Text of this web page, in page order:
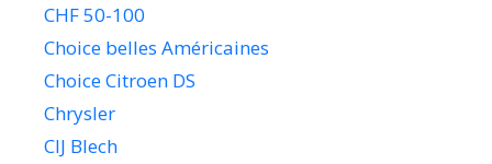
CHF 50-100
Choice belles Américaines
Choice Citroen DS
Chrysler
CIJ Blech